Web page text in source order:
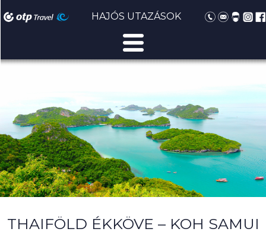
HAJÓS UTAZÁSOK
THAIFÖLD ÉKKÖVE – KOH SAMUI